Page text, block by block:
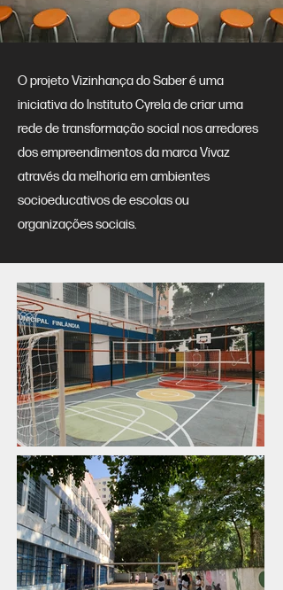
O projeto Vizinhança do Saber é uma
iniciativa do Instituto Cyrela de criar uma
rede de transformação social nos arredores
dos empreendimentos da marca Vivaz
através da melhoria em ambientes
socioeducativos de escolas ou
organizações sociais.